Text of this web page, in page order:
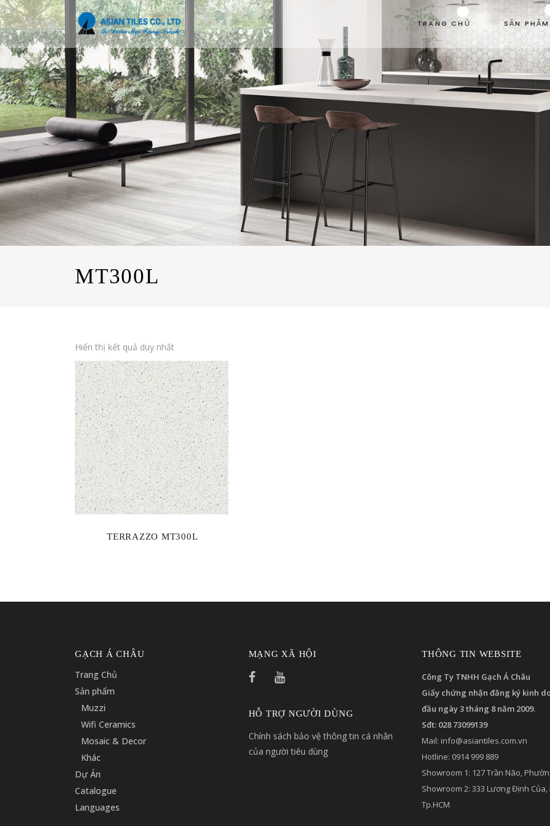
TRANG CHỦ SẢN PHẨM
MT300L
Hiển thị kết quả duy nhất
TERRAZZO MT300L
GẠCH Á CHÂU
Trang Chủ
Sản phẩm
Muzzi
Wifi Ceramics
Mosaic & Decor
Khác
Dự Án
Catalogue
Languages
MẠNG XÃ HỘI
HỖ TRỢ NGƯỜI DÙNG
Chính sách bảo vệ thông tin cá nhân
của người tiêu dùng
THÔNG TIN WEBSITE
Công Ty TNHH Gạch Á Châu
Giấy chứng nhận đăng ký kinh
đầu ngày 3 tháng 8 năm 2009.
Sđt: 028 73099139
Mail: info@asiantiles.com.vn
Hotline: 0914 999 889
Showroom 1: 127 Trần Não,
Showroom 2: 333 Lương Định
Tp.HCM